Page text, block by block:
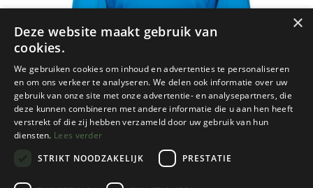
×
Deze website maakt gebruik van
cookies.
We gebruiken cookies om inhoud en advertenties te personaliseren
en om ons verkeer te analyseren. We delen ook informatie over uw
gebruik van onze site met onze advertentie- en analysepartners, die
deze kunnen combineren met andere informatie die u aan hen heeft
verstrekt of die zij hebben verzameld door uw gebruik van hun
diensten. Lees verder
STRIKT NOODZAKELIJK
PRESTATIE